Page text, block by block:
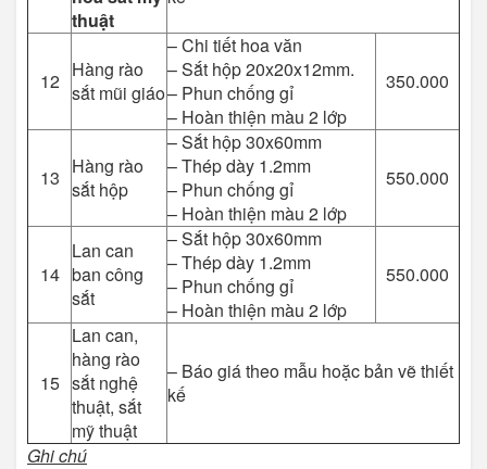
thuật
12 Hàng rào
sắt mũi giáo
– Chi tiết hoa văn
– Sắt hộp 20x20x12mm.
– Phun chống gỉ
– Hoàn thiện màu 2 lớp
350.000
13 Hàng rào
sắt hộp
– Sắt hộp 30x60mm
– Thép dày 1.2mm
– Phun chống gỉ
– Hoàn thiện màu 2 lớp
550.000
14
Lan can
ban công
sắt
– Sắt hộp 30x60mm
– Thép dày 1.2mm
– Phun chống gỉ
– Hoàn thiện màu 2 lớp
550.000
15
Lan can,
hàng rào
sắt nghệ
thuật, sắt
mỹ thuật
– Báo giá theo mẫu hoặc bản vẽ thiết
kế
Ghi chú